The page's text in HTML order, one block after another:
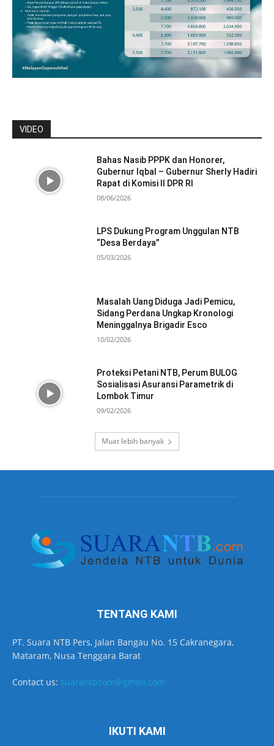
VIDEO
Bahas Nasib PPPK dan Honorer,
Gubernur Iqbal – Gubernur Sherly Hadiri
Rapat di Komisi II DPR RI
08/06/2026
LPS Dukung Program Unggulan NTB
“Desa Berdaya”
05/03/2026
Masalah Uang Diduga Jadi Pemicu,
Sidang Perdana Ungkap Kronologi
Meninggalnya Brigadir Esco
10/02/2026
Proteksi Petani NTB, Perum BULOG
Sosialisasi Asuransi Parametrik di
Lombok Timur
09/02/2026
Muat lebih banyak
TENTANG KAMI
PT. Suara NTB Pers, Jalan Bangau No. 15 Cakranegara,
Mataram, Nusa Tenggara Barat
Contact us: suarantbcom@gmail.com
IKUTI KAMI